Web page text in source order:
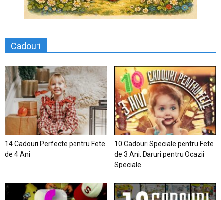
Cadouri
14 Cadouri Perfecte pentru Fete
de 4 Ani
10 Cadouri Speciale pentru Fete
de 3 Ani. Daruri pentru Ocazii
Speciale